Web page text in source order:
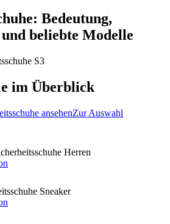
Bedeutung,
beliebte Modelle
S3
im Überblick
ansehenZur Auswahl
Herren
Sneaker